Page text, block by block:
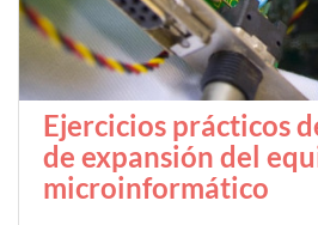
Ejercicios prácticos
de expansión del
microinformático